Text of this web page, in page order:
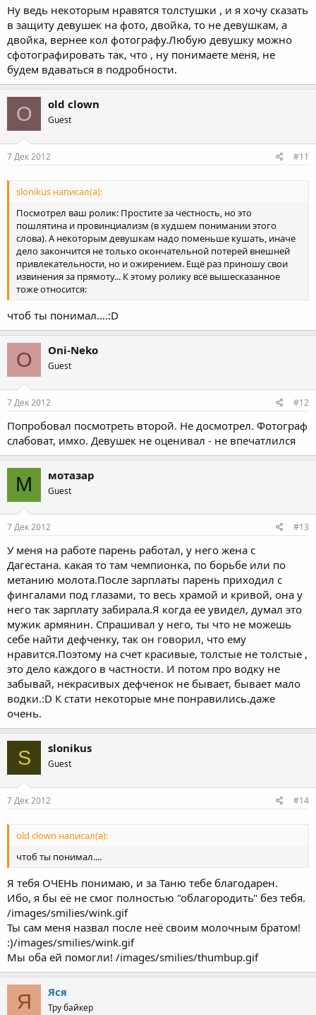
Ну ведь некоторым нравятся толстушки , и я хочу сказать
в защиту девушек на фото, двойка, то не девушкам, а
двойка, вернее кол фотографу.Любую девушку можно
сфотографировать так, что , ну понимаете меня, не
будем вдаваться в подробности.
O old clown
Guest
7 Дек 2012 #11
slonikus написал(а):
Посмотрел ваш ролик: Простите за честность, но это
пошлятина и провинциализм (в худшем понимании этого
слова). А некоторым девушкам надо поменьше кушать, иначе
дело закончится не только окончательной потерей внешней
привлекательности, но и ожирением. Ещё раз приношу свои
извинения за прямоту... К этому ролику всё вышесказанное
тоже относится:
чтоб ты понимал....:D
O Oni-Neko
Guest
7 Дек 2012 #12
Попробовал посмотреть второй. Не досмотрел. Фотограф
слабоват, имхо. Девушек не оценивал - не впечатлился
М мотазар
Guest
7 Дек 2012 #13
У меня на работе парень работал, у него жена с
Дагестана. какая то там чемпионка, по борьбе или по
метанию молота.После зарплаты парень приходил с
фингалами под глазами, то весь храмой и кривой, она у
него так зарплату забирала.Я когда ее увидел, думал это
мужик армянин. Спрашивал у него, ты что не можешь
себе найти дефченку, так он говорил, что ему
нравится.Поэтому на счет красивые, толстые не толстые ,
это дело каждого в частности. И потом про водку не
забывай, некрасивых дефченок не бывает, бывает мало
водки.:D К стати некоторые мне понравились.даже
очень.
S slonikus
Guest
7 Дек 2012 #14
old clown написал(а):
чтоб ты понимал....
Я тебя ОЧЕНЬ понимаю, и за Таню тебе благодарен.
Ибо, я бы её не смог полностью "облагородить" без тебя.
/images/smilies/wink.gif
Ты сам меня назвал после неё своим молочным братом!
:)/images/smilies/wink.gif
Мы оба ей помогли! /images/smilies/thumbup.gif
Я Яся
Тру байкер